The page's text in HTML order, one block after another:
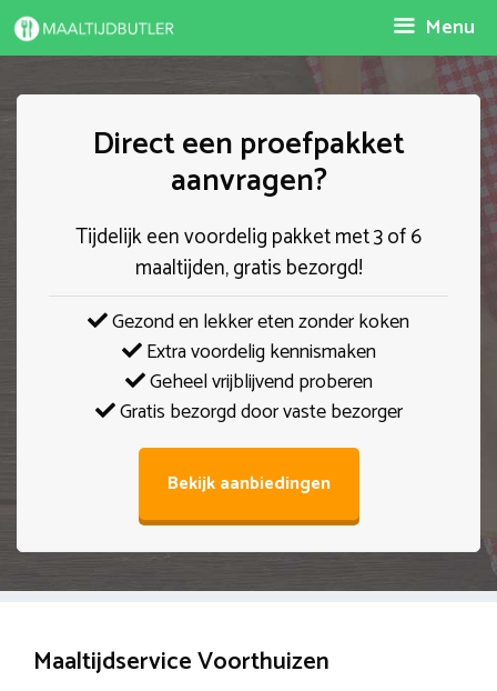
Spring
naar
Menu
Direct een proefpakket
aanvragen?
Tijdelijk een voordelig pakket met 3 of 6
maaltijden, gratis bezorgd!
Gezond en lekker eten zonder koken
Extra voordelig kennismaken
Geheel vrijblijvend proberen
Gratis bezorgd door vaste bezorger
Bekijk aanbiedingen
Maaltijdservice Voorthuizen